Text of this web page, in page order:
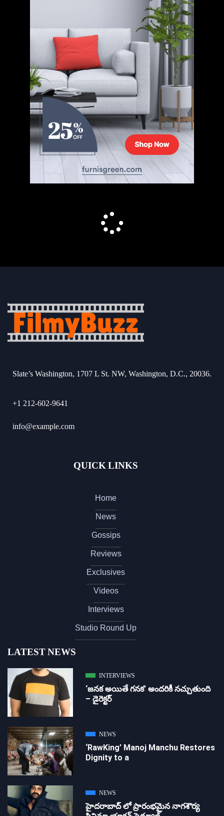
Slate’s Washington, 1707 L St. NW, Washington, D.C., 20036.
+1 212-602-9641
info@example.com
QUICK LINKS
Home
News
Gossips
Reviews
Exclusives
Videos
Interviews
Studio Round Up
LATEST NEWS
INTERVIEWS
‘జ‌న‌క అయితే గ‌న‌క‌’ అందరికీ నచ్చుతుంది
– డైరెక్ట‌ర్
NEWS
‘RawKing’ Manoj Manchu Restores
Dignity to a
NEWS
హైదరాబాద్ లో ప్రారంభమైన నాగశౌర్య